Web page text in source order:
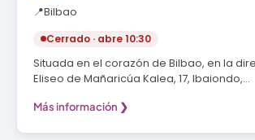
📍Bilbao
Cerrado · abre 10:30
Situada en el corazón de Bilbao, en la
Eliseo de Mañaricúa Kalea, 17, Ibaiondo,…
Más información ❯